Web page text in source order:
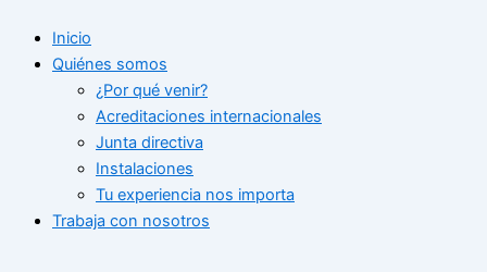
contenido
Inicio
Quiénes somos
¿Por qué venir?
Acreditaciones internacionales
Junta directiva
Instalaciones
Tu experiencia nos importa
Trabaja con nosotros